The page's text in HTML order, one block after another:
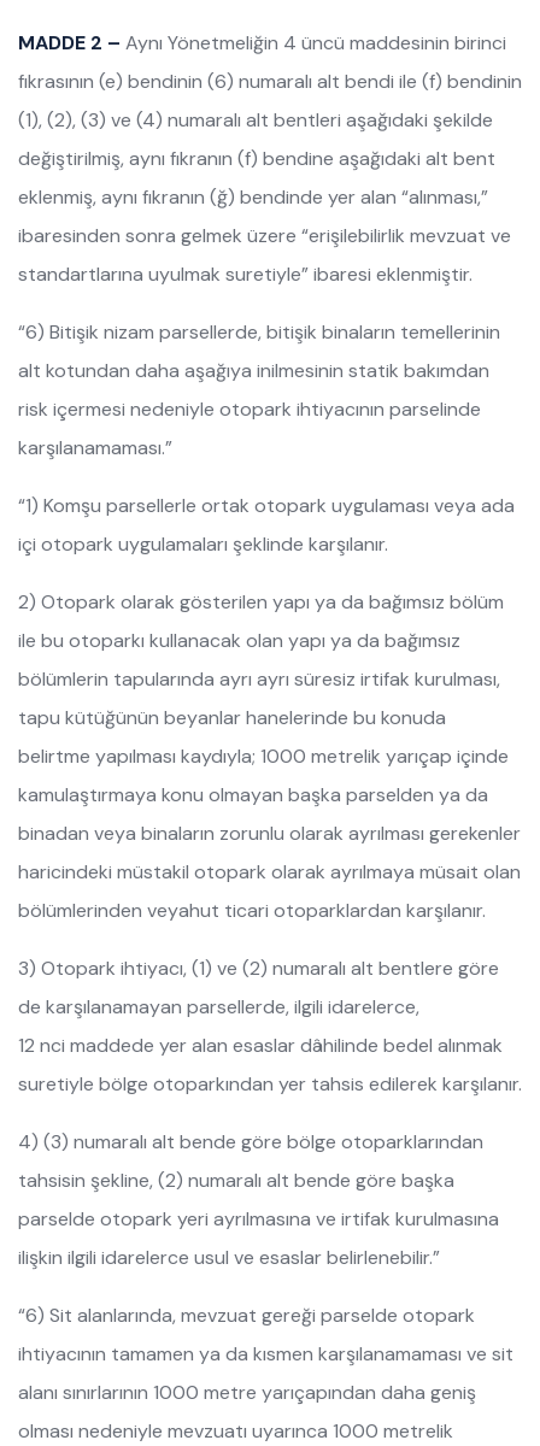
MADDE 2 – Aynı Yönetmeliğin 4 üncü maddesinin birinci
fıkrasının (e) bendinin (6) numaralı alt bendi ile (f) bendinin
(1), (2), (3) ve (4) numaralı alt bentleri aşağıdaki şekilde
değiştirilmiş, aynı fıkranın (f) bendine aşağıdaki alt bent
eklenmiş, aynı fıkranın (ğ) bendinde yer alan “alınması,”
ibaresinden sonra gelmek üzere “erişilebilirlik mevzuat ve
standartlarına uyulmak suretiyle” ibaresi eklenmiştir.
“6) Bitişik nizam parsellerde, bitişik binaların temellerinin
alt kotundan daha aşağıya inilmesinin statik bakımdan
risk içermesi nedeniyle otopark ihtiyacının parselinde
karşılanamaması.”
“1) Komşu parsellerle ortak otopark uygulaması veya ada
içi otopark uygulamaları şeklinde karşılanır.
2) Otopark olarak gösterilen yapı ya da bağımsız bölüm
ile bu otoparkı kullanacak olan yapı ya da bağımsız
bölümlerin tapularında ayrı ayrı süresiz irtifak kurulması,
tapu kütüğünün beyanlar hanelerinde bu konuda
belirtme yapılması kaydıyla; 1000 metrelik yarıçap içinde
kamulaştırmaya konu olmayan başka parselden ya da
binadan veya binaların zorunlu olarak ayrılması gerekenler
haricindeki müstakil otopark olarak ayrılmaya müsait olan
bölümlerinden veyahut ticari otoparklardan karşılanır.
3) Otopark ihtiyacı, (1) ve (2) numaralı alt bentlere göre
de karşılanamayan parsellerde, ilgili idarelerce,
12 nci maddede yer alan esaslar dâhilinde bedel alınmak
suretiyle bölge otoparkından yer tahsis edilerek karşılanır.
4) (3) numaralı alt bende göre bölge otoparklarından
tahsisin şekline, (2) numaralı alt bende göre başka
parselde otopark yeri ayrılmasına ve irtifak kurulmasına
ilişkin ilgili idarelerce usul ve esaslar belirlenebilir.”
“6) Sit alanlarında, mevzuat gereği parselde otopark
ihtiyacının tamamen ya da kısmen karşılanamaması ve sit
alanı sınırlarının 1000 metre yarıçapından daha geniş
olması nedeniyle mevzuatı uyarınca 1000 metrelik